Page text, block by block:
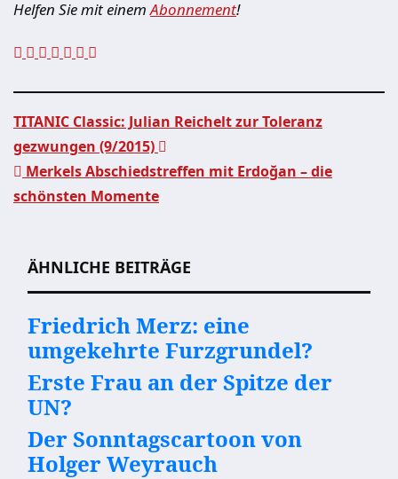
Helfen Sie mit einemAbonnement!
Beitragsnavigation
TITANIC Classic: Julian Reichelt zur Toleranz
gezwungen (9/2015)
Merkels Abschiedstreffen mit Erdoğan – die
schönsten Momente
ÄHNLICHE BEITRÄGE
Friedrich Merz: eine
umgekehrte Furzgrundel?
Erste Frau an der Spitze der
UN?
Der Sonntagscartoon von
Holger Weyrauch